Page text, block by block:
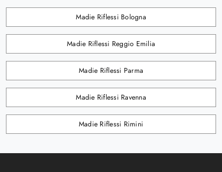
Madie Riflessi Bologna
Madie Riflessi Reggio Emilia
Madie Riflessi Parma
Madie Riflessi Ravenna
Madie Riflessi Rimini